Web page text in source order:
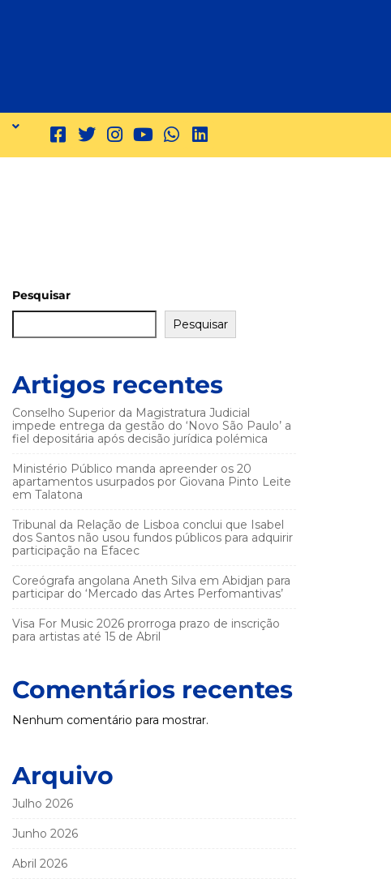
Pesquisar
Pesquisar
Artigos recentes
Conselho Superior da Magistratura Judicial
impede entrega da gestão do ‘Novo São Paulo’ a
fiel depositária após decisão jurídica polémica
Ministério Público manda apreender os 20
apartamentos usurpados por Giovana Pinto Leite
em Talatona
Tribunal da Relação de Lisboa conclui que Isabel
dos Santos não usou fundos públicos para adquirir
participação na Efacec
Coreógrafa angolana Aneth Silva em Abidjan para
participar do ‘Mercado das Artes Perfomantivas’
Visa For Music 2026 prorroga prazo de inscrição
para artistas até 15 de Abril
Comentários recentes
Nenhum comentário para mostrar.
Arquivo
Julho 2026
Junho 2026
Abril 2026